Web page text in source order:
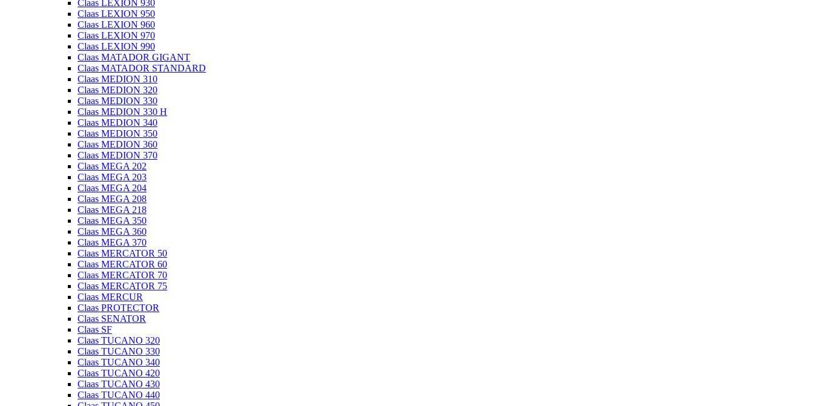
Claas LEXION 930
Claas LEXION 950
Claas LEXION 960
Claas LEXION 970
Claas LEXION 990
Claas MATADOR GIGANT
Claas MATADOR STANDARD
Claas MEDION 310
Claas MEDION 320
Claas MEDION 330
Claas MEDION 330 H
Claas MEDION 340
Claas MEDION 350
Claas MEDION 360
Claas MEDION 370
Claas MEGA 202
Claas MEGA 203
Claas MEGA 204
Claas MEGA 208
Claas MEGA 218
Claas MEGA 350
Claas MEGA 360
Claas MEGA 370
Claas MERCATOR 50
Claas MERCATOR 60
Claas MERCATOR 70
Claas MERCATOR 75
Claas MERCUR
Claas PROTECTOR
Claas SENATOR
Claas SF
Claas TUCANO 320
Claas TUCANO 330
Claas TUCANO 340
Claas TUCANO 420
Claas TUCANO 430
Claas TUCANO 440